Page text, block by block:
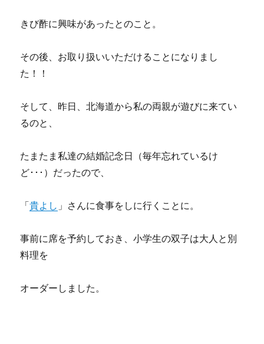
きび酢に興味があったとのこと。
その後、お取り扱いいただけることになりまし
た！！
そして、昨日、北海道から私の両親が遊びに来てい
るのと、
たまたま私達の結婚記念日（毎年忘れているけ
ど･･･）だったので、
「貴よし 」さんに食事をしに行くことに。
事前に席を予約しておき、小学生の双子は大人と別
料理を
オーダーしました。